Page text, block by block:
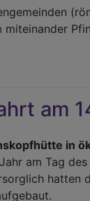
miteinander
am
in
am Tag
hatten